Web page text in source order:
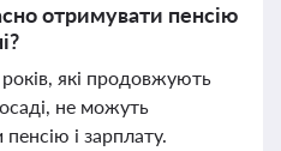
отримувати пенсію
які продовжують
не можуть
і зарплату.